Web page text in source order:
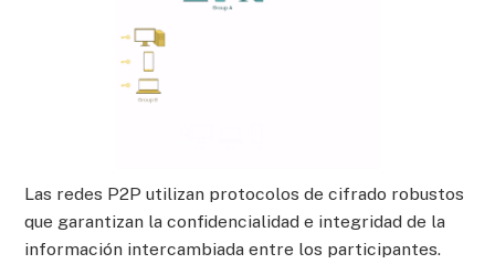
Las redes P2P utilizan protocolos de cifrado robustos
que garantizan la confidencialidad e integridad de la
información intercambiada entre los participantes.